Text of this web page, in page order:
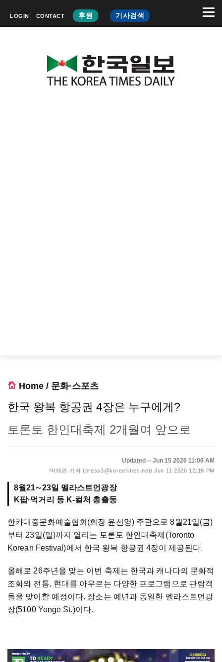
LOGIN CONTACT 후원 기사검색
Home / 문화·스포츠
한국 왕복 항공권 4장은 누구에게?
토론토 한인대축제 2개월여 앞으로
Updated -- Jun 15 2026 11:06 AM
박해련 기자 (press3@koreatimes.net) Jun 11 2026 12:16 PM
8월21∼23일 멜라스트먼광장
K팝·먹거리 등 K-컬처 총출동
한카대중문화예술협회(회장 윤선영) 주관으로 8월21일(금)
부터 23일(일)까지 열리는 토론토 한인대축제(Toronto
Korean Festival)에서 한국 왕복 항공권 4장이 제공된다.
올해로 26주년을 맞는 이번 축제는 한국과 캐나다의 문화적
조화와 전통, 현대를 아우르는 다양한 프로그램으로 관람객
들을 맞이할 예정이다. 장소는 예년과 동일한 멜라스트먼광
장(5100 Yonge St.)이다.